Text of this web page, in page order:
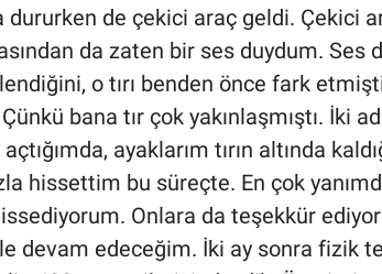
dururken de çekici araç geldi. Çekici
da zaten bir ses duydum. Ses
o tırı benden önce fark
bana tır çok yakınlaşmıştı. İki
ayaklarım tırın altında
hissettim bu süreçte. En çok
Onlara da teşekkür
devam edeceğim. İki ay sonra fizik